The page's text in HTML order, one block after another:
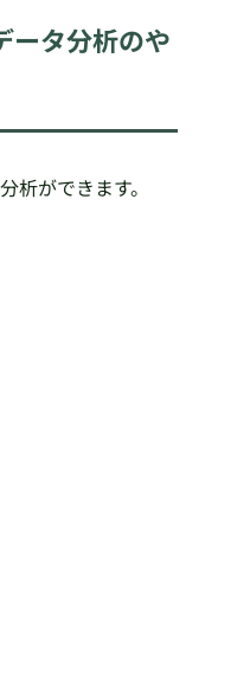
ータ分析のや
析ができます。